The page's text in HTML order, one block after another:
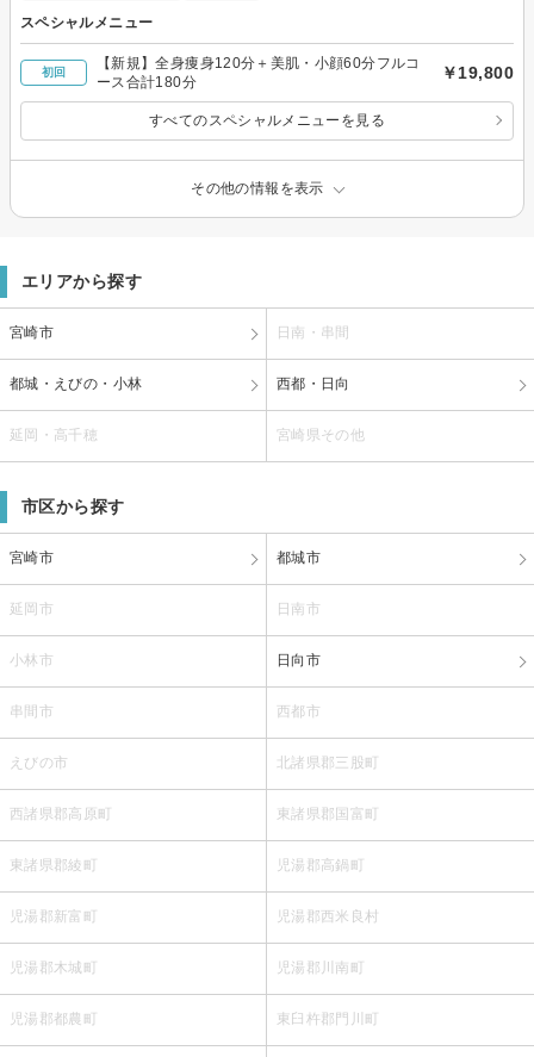
スペシャルメニュー
初回
【新規】全身痩身120分＋美肌・小顔60分フルコ
ース合計180分
￥19,800
すべてのスペシャルメニューを見る
その他の情報を表示
エリアから探す
宮崎市 日南・串間
都城・えびの・小林 西都・日向
延岡・高千穂 宮崎県その他
市区から探す
宮崎市 都城市
延岡市 日南市
小林市 日向市
串間市 西都市
えびの市 北諸県郡三股町
西諸県郡高原町 東諸県郡国富町
東諸県郡綾町 児湯郡高鍋町
児湯郡新富町 児湯郡西米良村
児湯郡木城町 児湯郡川南町
児湯郡都農町 東臼杵郡門川町